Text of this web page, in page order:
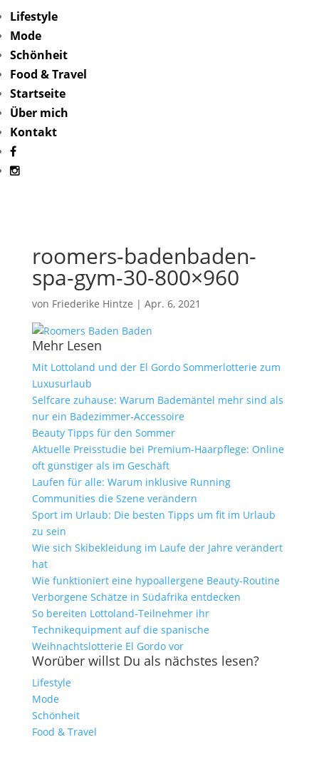
Lifestyle
Mode
Schönheit
Food & Travel
Startseite
Über mich
Kontakt
roomers-badenbaden-
spa-gym-30-800×960
von Friederike Hintze | Apr. 6, 2021
Mehr Lesen
Mit Lottoland und der El Gordo Sommerlotterie zum
Luxusurlaub
Selfcare zuhause: Warum Bademäntel mehr sind als
nur ein Badezimmer-Accessoire
Beauty Tipps für den Sommer
Aktuelle Preisstudie bei Premium-Haarpflege: Online
oft günstiger als im Geschäft
Laufen für alle: Warum inklusive Running
Communities die Szene verändern
Sport im Urlaub: Die besten Tipps um fit im Urlaub
zu sein
Wie sich Skibekleidung im Laufe der Jahre verändert
hat
Wie funktioniert eine hypoallergene Beauty-Routine
Verborgene Schätze in Südafrika entdecken
So bereiten Lottoland-Teilnehmer ihr
Technikequipment auf die spanische
Weihnachtslotterie El Gordo vor
Worüber willst Du als nächstes lesen?
Lifestyle
Mode
Schönheit
Food & Travel